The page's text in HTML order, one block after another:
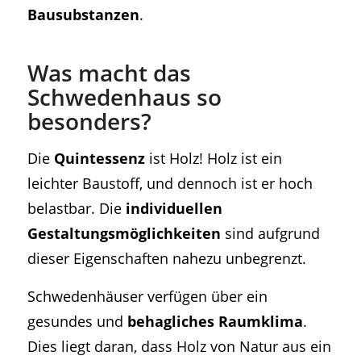
Bausubstanzen.
Was macht das
Schwedenhaus so
besonders?
Die Quintessenzist Holz! Holz ist ein
leichter Baustoff, und dennoch ist er hoch
belastbar. Die individuellen
Gestaltungsmöglichkeiten sind aufgrund
dieser Eigenschaften nahezu unbegrenzt.
Schwedenhäuser verfügen über ein
gesundes und behagliches Raumklima.
Dies liegt daran, dass Holz von Natur aus ein